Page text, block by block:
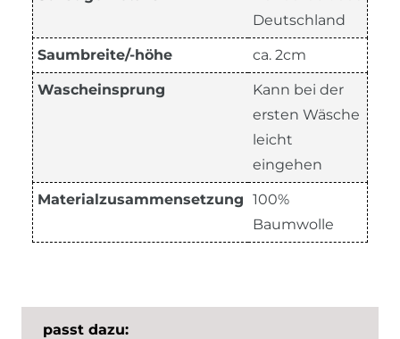
Deutschland
Saumbreite/-höhe ca. 2cm
Wascheinsprung
Kann bei der
ersten Wäsche
leicht
eingehen
Materialzusammensetzung 100%
Baumwolle
passt dazu: